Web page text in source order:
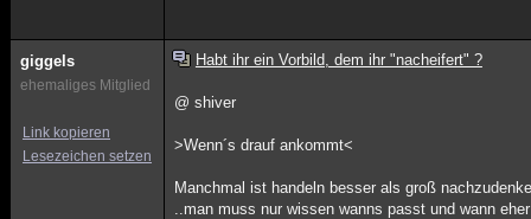
giggels
ehemaliges Mitglied
Link kopieren
Lesezeichen setzen
Habt ihr ein Vorbild, dem ihr "nacheifert" ?
@ shiver
>Wenn´s drauf ankommt<
Manchmal ist handeln besser als groß
..man muss nur wissen wanns passt und wann